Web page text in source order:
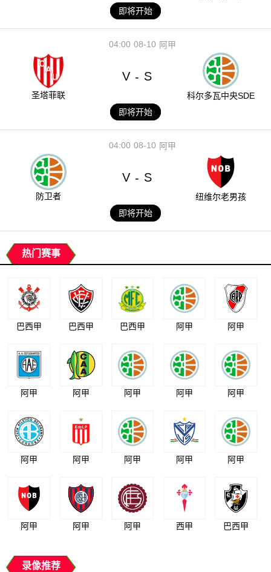
即将开始
08-10
04:00 阿甲
圣塔菲联
V - S
科尔多瓦中央SDE
即将开始
08-10
04:00 阿甲
防卫者
V - S
纽维尔老男孩
即将开始
热门赛事
巴西甲 巴西甲 巴西甲 阿甲 阿甲
阿甲 阿甲 阿甲 阿甲 阿甲
阿甲 阿甲 阿甲 阿甲 阿甲
阿甲 阿甲 阿甲 西甲 巴西甲
录像推荐